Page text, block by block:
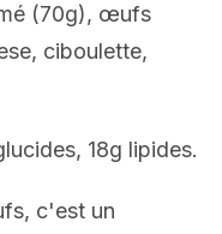
(70g), œufs
ciboulette,
18g lipides.
c'est un